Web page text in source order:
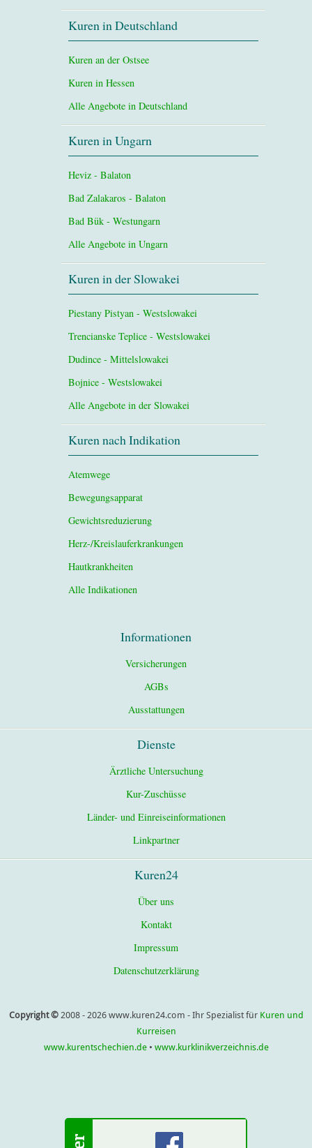
Kuren in Deutschland
Kuren an der Ostsee
Kuren in Hessen
Alle Angebote in Deutschland
Kuren in Ungarn
Heviz - Balaton
Bad Zalakaros - Balaton
Bad Bük - Westungarn
Alle Angebote in Ungarn
Kuren in der Slowakei
Piestany Pistyan - Westslowakei
Trencianske Teplice - Westslowakei
Dudince - Mittelslowakei
Bojnice - Westslowakei
Alle Angebote in der Slowakei
Kuren nach Indikation
Atemwege
Bewegungsapparat
Gewichtsreduzierung
Herz-/Kreislauferkrankungen
Hautkrankheiten
Alle Indikationen
Informationen
Versicherungen
AGBs
Ausstattungen
Dienste
Ärztliche Untersuchung
Kur-Zuschüsse
Länder- und Einreiseinformationen
Linkpartner
Kuren24
Über uns
Kontakt
Impressum
Datenschutzerklärung
Copyright ©2008 - 2026 www.kuren24.com - Ihr Spezialist für Kuren und
Kurreisen
www.kurentschechien.de• www.kurklinikverzeichnis.de